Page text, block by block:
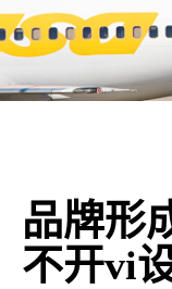
品牌形
不开vi